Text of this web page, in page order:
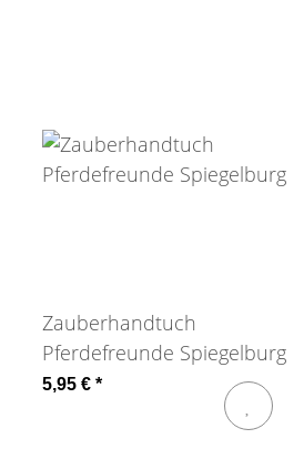
Zauberhandtuch
Pferdefreunde Spiegelburg
5,95 € *